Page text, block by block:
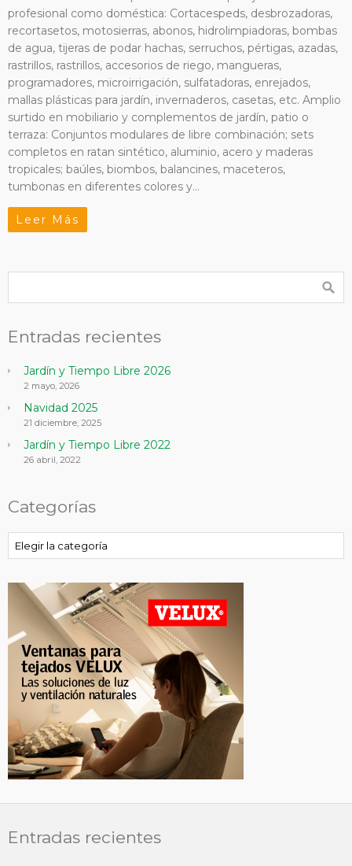
profesional como doméstica: Cortacespeds, desbrozadoras,
recortasetos, motosierras, abonos, hidrolimpiadoras, bombas
de agua, tijeras de podar hachas, serruchos, pértigas, azadas,
rastrillos, rastrillos, accesorios de riego, mangueras,
programadores, microirrigación, sulfatadoras, enrejados,
mallas plásticas para jardín, invernaderos, casetas, etc. Amplio
surtido en mobiliario y complementos de jardín, patio o
terraza: Conjuntos modulares de libre combinación; sets
completos en ratan sintético, aluminio, acero y maderas
tropicales; baúles, biombos, balancines, maceteros,
tumbonas en diferentes colores y…
Leer Más
Entradas recientes
Jardín y Tiempo Libre 2026
2 mayo, 2026
Navidad 2025
21 diciembre, 2025
Jardín y Tiempo Libre 2022
26 abril, 2022
Categorías
Categorías
Entradas recientes